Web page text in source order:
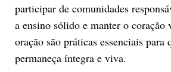
participar de comunidades
a ensino sólido e manter o coração
oração são práticas essenciais para
permaneça íntegra e viva.